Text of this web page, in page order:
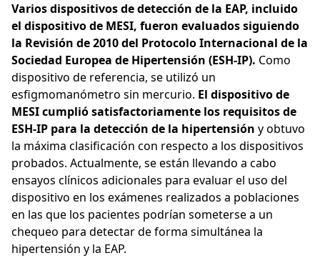
Varios dispositivos de detección de la EAP, incluido
el dispositivo de MESI, fueron evaluados siguiendo
la Revisión de 2010 del Protocolo Internacional de la
Sociedad Europea de Hipertensión (ESH-IP). Como
dispositivo de referencia, se utilizó un
esfigmomanómetro sin mercurio. El dispositivo de
MESI cumplió satisfactoriamente los requisitos de
ESH-IP para la detección de la hipertensión y obtuvo
la máxima clasificación con respecto a los dispositivos
probados. Actualmente, se están llevando a cabo
ensayos clínicos adicionales para evaluar el uso del
dispositivo en los exámenes realizados a poblaciones
en las que los pacientes podrían someterse a un
chequeo para detectar de forma simultánea la
hipertensión y la EAP.